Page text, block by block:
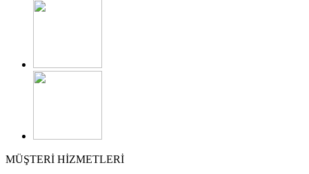
MÜŞTERİ HİZMETLERİ